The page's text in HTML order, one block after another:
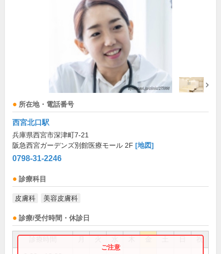
所在地・電話番号
西宮北口駅
兵庫県西宮市深津町7-21
阪急西宮ガーデンズ別館医療モール 2F [地図]
0798-31-2246
診療科目
皮膚科 美容皮膚科
診療/受付時間・休診日
祝